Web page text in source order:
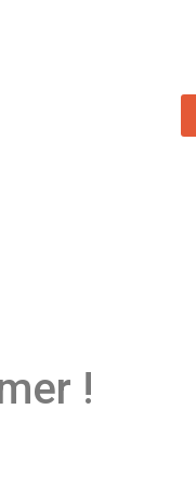
!